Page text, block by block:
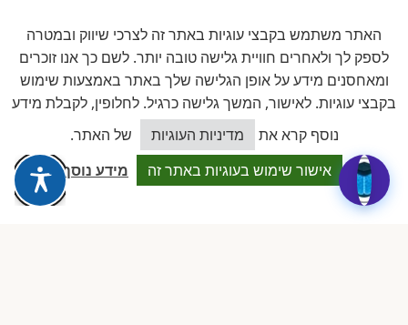
דירוג 5 ★ מתוך 5
★★★★★על בסיס11 ביקורות מאומתות
לכל הביקורות ב-Google
האתר משתמש בקבצי עוגיות באתר זה לצרכי שיווק ובמטרה
לספק לך ולאחרים חוויית גלישה טובה יותר. לשם כך אנו זוכרים
ומאחסנים מידע על אופן הגלישה שלך באתר באמצעות שימוש
בקבצי עוגיות. לאישור, המשך גלישה כרגיל. לחלופין, לקבלת מידע
נוסף קרא את
מדיניות העוגיות
של האתר.
אישור שימוש בעוגיות באתר זה
מידע נוסף